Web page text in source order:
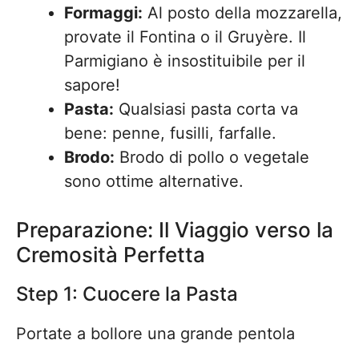
Formaggi: Al posto della mozzarella,
provate il Fontina o il Gruyère. Il
Parmigiano è insostituibile per il
sapore!
Pasta: Qualsiasi pasta corta va
bene: penne, fusilli, farfalle.
Brodo: Brodo di pollo o vegetale
sono ottime alternative.
Preparazione: Il Viaggio verso la
Cremosità Perfetta
Step 1: Cuocere la Pasta
Portate a bollore una grande pentola